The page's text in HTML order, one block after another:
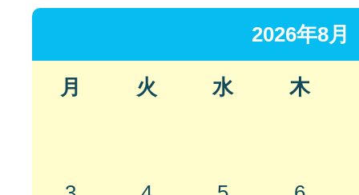
2026年8月
月 火 水 木